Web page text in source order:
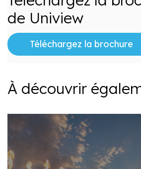
de Uniview
Téléchargez la brochure
À découvrir